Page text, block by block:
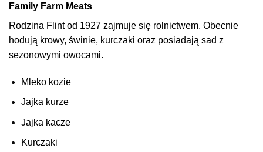
Family Farm Meats
Rodzina Flint od 1927 zajmuje się rolnictwem. Obecnie
hodują krowy, świnie, kurczaki oraz posiadają sad z
sezonowymi owocami.
Mleko kozie
Jajka kurze
Jajka kacze
Kurczaki